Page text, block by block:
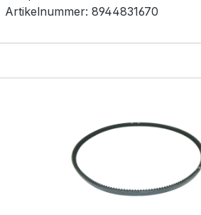
Artikelnummer: 8944831670